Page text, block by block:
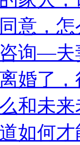
意，
询—夫
婚了
和未
如何才